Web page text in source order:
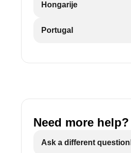
Hongarije
Portugal
Need more help?
Ask a different question